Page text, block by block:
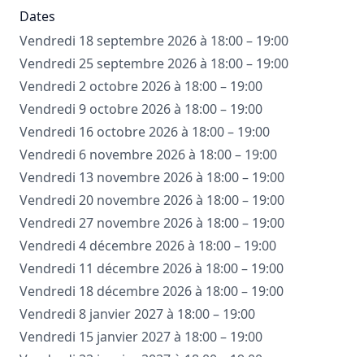
Dates
Vendredi 18 septembre 2026 à 18:00 – 19:00
Vendredi 25 septembre 2026 à 18:00 – 19:00
Vendredi 2 octobre 2026 à 18:00 – 19:00
Vendredi 9 octobre 2026 à 18:00 – 19:00
Vendredi 16 octobre 2026 à 18:00 – 19:00
Vendredi 6 novembre 2026 à 18:00 – 19:00
Vendredi 13 novembre 2026 à 18:00 – 19:00
Vendredi 20 novembre 2026 à 18:00 – 19:00
Vendredi 27 novembre 2026 à 18:00 – 19:00
Vendredi 4 décembre 2026 à 18:00 – 19:00
Vendredi 11 décembre 2026 à 18:00 – 19:00
Vendredi 18 décembre 2026 à 18:00 – 19:00
Vendredi 8 janvier 2027 à 18:00 – 19:00
Vendredi 15 janvier 2027 à 18:00 – 19:00